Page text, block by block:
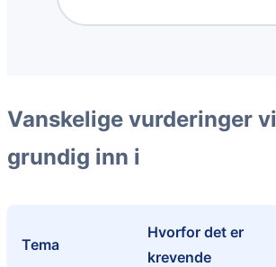
Vanskelige vurderinger
grundig inn i
Tema
Hvorfor det er
krevende